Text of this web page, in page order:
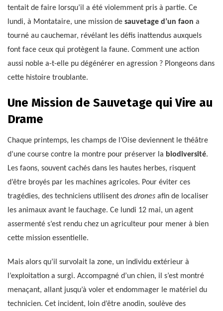
tentait de faire lorsqu’il a été violemment pris à partie. Ce
lundi, à Montataire, une mission de sauvetage d’un faon a
tourné au cauchemar, révélant les défis inattendus auxquels
font face ceux qui protègent la faune. Comment une action
aussi noble a-t-elle pu dégénérer en agression ? Plongeons dans
cette histoire troublante.
Une Mission de Sauvetage qui Vire au
Drame
Chaque printemps, les champs de l’Oise deviennent le théâtre
d’une course contre la montre pour préserver la biodiversité.
Les faons, souvent cachés dans les hautes herbes, risquent
d’être broyés par les machines agricoles. Pour éviter ces
tragédies, des techniciens utilisent des drones afin de localiser
les animaux avant le fauchage. Ce lundi 12 mai, un agent
assermenté s’est rendu chez un agriculteur pour mener à bien
cette mission essentielle.
Mais alors qu’il survolait la zone, un individu extérieur à
l’exploitation a surgi. Accompagné d’un chien, il s’est montré
menaçant, allant jusqu’à voler et endommager le matériel du
technicien. Cet incident, loin d’être anodin, soulève des